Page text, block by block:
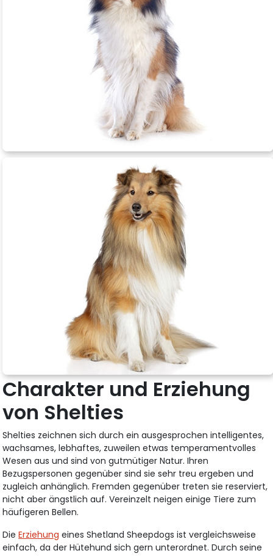
Charakter und Erziehung
von Shelties
Shelties zeichnen sich durch ein ausgesprochen intelligentes,
wachsames, lebhaftes, zuweilen etwas temperamentvolles
Wesen aus und sind von gutmütiger Natur. Ihren
Bezugspersonen gegenüber sind sie sehr treu ergeben und
zugleich anhänglich. Fremden gegenüber treten sie reserviert,
nicht aber ängstlich auf. Vereinzelt neigen einige Tiere zum
häufigeren Bellen.
DieErziehung eines Shetland Sheepdogs ist vergleichsweise
einfach, da der Hütehund sich gern unterordnet. Durch seine